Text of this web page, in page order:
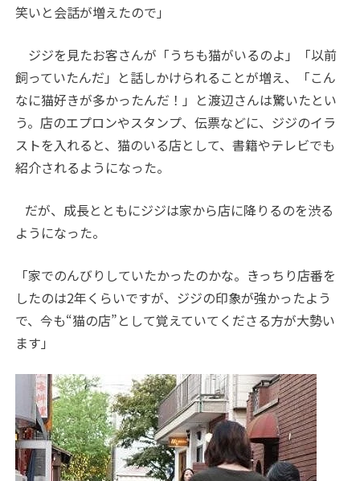
笑いと会話が増えたので」
ジジを見たお客さんが「うちも猫がいるのよ」「以前
飼っていたんだ」と話しかけられることが増え、「こん
なに猫好きが多かったんだ！」と渡辺さんは驚いたとい
う。店のエプロンやスタンプ、伝票などに、ジジのイラ
ストを入れると、猫のいる店として、書籍やテレビでも
紹介されるようになった。
だが、成長とともにジジは家から店に降りるのを渋る
ようになった。
「家でのんびりしていたかったのかな。きっちり店番を
したのは2年くらいですが、ジジの印象が強かったよう
で、今も“猫の店”として覚えていてくださる方が大勢い
ます」